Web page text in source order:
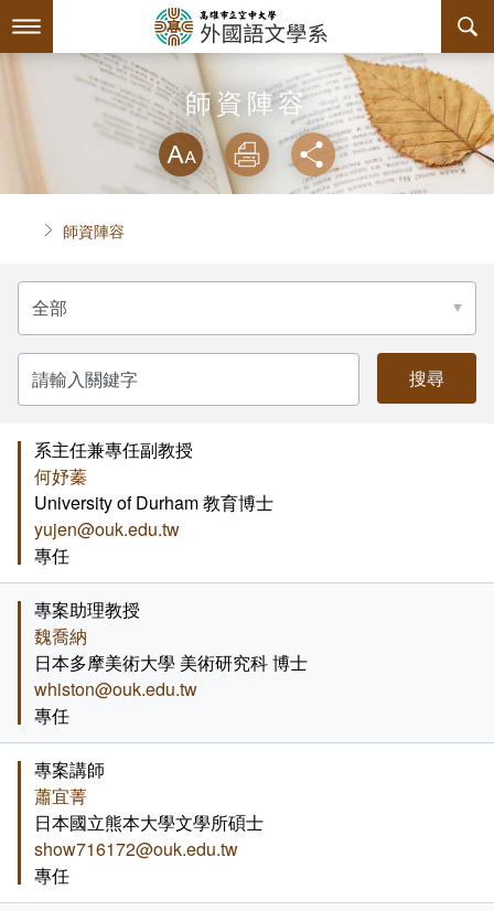
到
要
最新消息
關於本系
系主任介紹
設備支援
連絡系辦
師資陣容
課程規劃
課程資訊
授課大綱
教材資訊
課程地圖
課程地圖主頁
英文組 - 升學及就業方向
日文組 - 升學及就業方向
互動服務
檔案下載
學習輔導資源
活動花絮
系學會
組織章程
系學會幹部
加入系學會群組
回空大首頁
師資陣容
略過字型切
放大
列印 分享
首頁師資陣容
請
選
擇:
請
輸
入
關
字 系主任兼專任副教授
何妤蓁
University of Durham 教育博士
yujen@ouk.edu.tw
專任
專案助理教授
魏喬納
日本多摩美術大學 美術研究科 博士
whiston@ouk.edu.tw
專任
專案講師
蕭宜菁
日本國立熊本大學文學所碩士
show716172@ouk.edu.tw
專任